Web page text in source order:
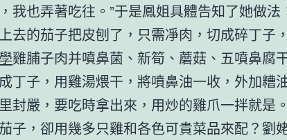
我也弄著吃往。”于是鳳姐具體告知了她做法
去的茄子把皮刨了，只需凈肉，切成碎丁子
雞脯子肉并噴鼻菌、新筍、蘑菇、五噴鼻腐
丁子，用雞湯煨干，將噴鼻油一收，外加糟
封嚴，要吃時拿出來，用炒的雞爪一拌就是
子，卻用幾多只雞和各色可貴菜品來配？劉